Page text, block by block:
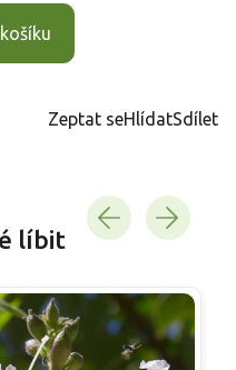
Zeptat seHlídatSdílet
líbit